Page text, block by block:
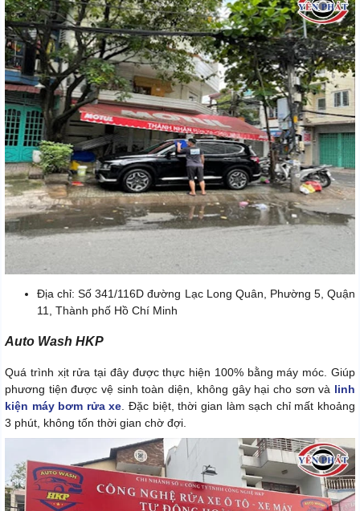
Địa chỉ: Số 341/116D đường Lạc Long Quân, Phường 5, Quận
11, Thành phố Hồ Chí Minh
Auto Wash HKP
Quá trình xịt rửa tại đây được thực hiện 100% bằng máy móc. Giúp
phương tiện được vệ sinh toàn diện, không gây hại cho sơn và linh
kiện máy bơm rửa xe . Đặc biệt, thời gian làm sạch chỉ mất khoảng
3 phút, không tốn thời gian chờ đợi.